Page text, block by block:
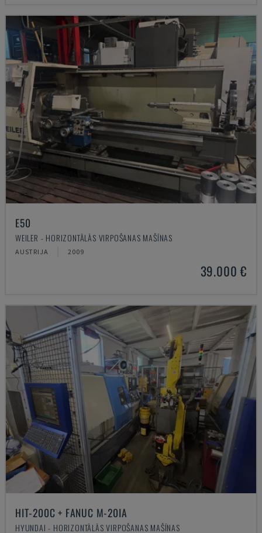
E50
WEILER - HORIZONTĀLĀS VIRPOŠANAS MAŠĪNAS
AUSTRIJA 2009
39.000 €
HIT-200C + FANUC M-20IA
HYUNDAI - HORIZONTĀLĀS VIRPOŠANAS MAŠĪNAS